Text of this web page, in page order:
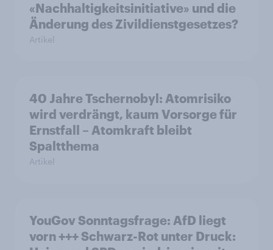
«Nachhaltigkeitsinitiative» und die
Änderung des Zivildienstgesetzes?
Artikel
40 Jahre Tschernobyl: Atomrisiko
wird verdrängt, kaum Vorsorge für
Ernstfall – Atomkraft bleibt
Spaltthema
Artikel
YouGov Sonntagsfrage: AfD liegt
vorn +++ Schwarz-Rot unter Druck: